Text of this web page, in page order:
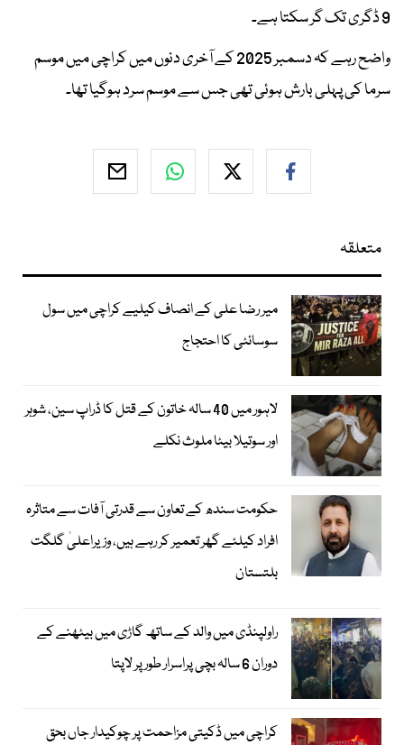
9 ڈگری تک گر سکتا ہے۔
واضح رہے کہ دسمبر 2025 کے آخری دنوں میں کراچی میں موسم
سرما کی پہلی بارش ہوئی تھی جس سے موسم سرد ہوگیا تھا۔
متعلقہ
میر رضا علی کے انصاف کیلیے کراچی میں سول
سوسائٹی کا احتجاج
لاہور میں 40 سالہ خاتون کے قتل کا ڈراپ سین، شوہر
اور سوتیلا بیٹا ملوث نکلے
حکومت سندھ کے تعاون سے قدرتی آفات سے متاثرہ
افراد کیلئے گھر تعمیر کر رہے ہیں، وزیراعلیٰ گلگت
بلتستان
راولپنڈی میں والد کے ساتھ گاڑی میں بیٹھنے کے
دوران 6 سالہ بچی پراسرار طور پر لاپتا
کراچی میں ڈکیتی مزاحمت پر چوکیدار جاں بحق